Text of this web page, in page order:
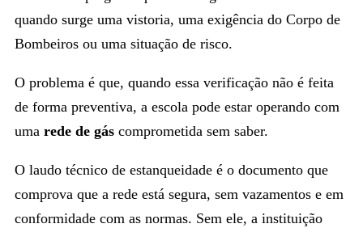
quando surge uma vistoria, uma exigência do Corpo de
Bombeiros ou uma situação de risco.
O problema é que, quando essa verificação não é feita
de forma preventiva, a escola pode estar operando com
uma rede de gás comprometida sem saber.
O laudo técnico de estanqueidade é o documento que
comprova que a rede está segura, sem vazamentos e em
conformidade com as normas. Sem ele, a instituição